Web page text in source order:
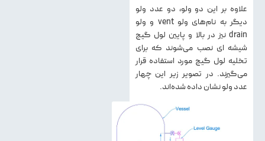
علاوه بر این دو ولو، دو عدد ولو
دیگر به نام‌های ولو vent و ولو
drain نیز در بالا و پایین لول گیج
شیشه ای نصب می‌شوند که برای
تخلیه لول گیج مورد استفاده قرار
می‌گیرند. در تصویر زیر این چهار
عدد ولو نشان داده شده‌اند.